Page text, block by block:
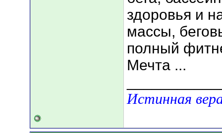
здоровья и
массы,
полный
Мечта ...
Истинная